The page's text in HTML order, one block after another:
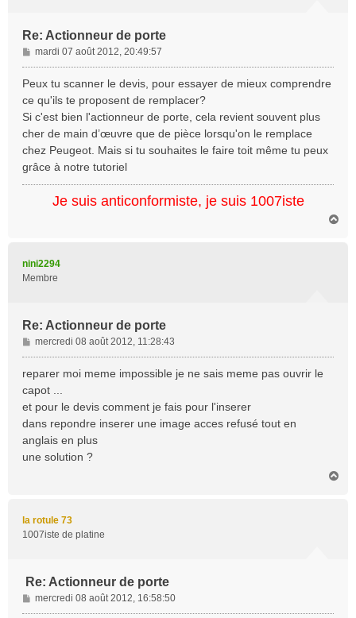
Re: Actionneur de porte
M
e
s
g
e
mardi 07 août 2012, 20:49:57
Peux tu scanner le devis, pour essayer de mieux comprendre
ce qu'ils te proposent de remplacer?
Si c'est bien l'actionneur de porte, cela revient souvent plus
cher de main d’œuvre que de pièce lorsqu'on le remplace
chez Peugeot. Mais si tu souhaites le faire toit même tu peux
grâce à notre tutoriel
Je suis anticonformiste, je suis 1007iste
nini2294
Membre
Re: Actionneur de porte
M
e
s
a
g
e
mercredi 08 août 2012, 11:28:43
reparer moi meme impossible je ne sais meme pas ouvrir le
capot ...
et pour le devis comment je fais pour l'inserer
dans repondre inserer une image acces refusé tout en
anglais en plus
une solution ?
la rotule 73
1007iste de platine
Re: Actionneur de porte
M
e
mercredi 08 août 2012, 16:58:50